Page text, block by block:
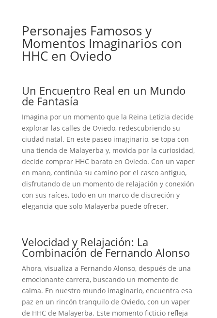
Personajes Famosos y
Momentos Imaginarios con
HHC en Oviedo
Un Encuentro Real en un Mundo
de Fantasía
Imagina por un momento que la Reina Letizia decide
explorar las calles de Oviedo, redescubriendo su
ciudad natal. En este paseo imaginario, se topa con
una tienda de Malayerba y, movida por la curiosidad,
decide comprar HHC barato en Oviedo. Con un vaper
en mano, continúa su camino por el casco antiguo,
disfrutando de un momento de relajación y conexión
con sus raíces, todo en un marco de discreción y
elegancia que solo Malayerba puede ofrecer.
Velocidad y Relajación: La
Combinación de Fernando Alonso
Ahora, visualiza a Fernando Alonso, después de una
emocionante carrera, buscando un momento de
calma. En nuestro mundo imaginario, encuentra esa
paz en un rincón tranquilo de Oviedo, con un vaper
de HHC de Malayerba. Este momento ficticio refleja